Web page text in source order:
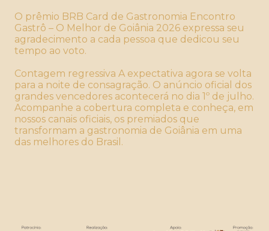
O prêmio BRB Card de Gastronomia Encontro
Gastrô – O Melhor de Goiânia 2026 expressa seu
agradecimento a cada pessoa que dedicou seu
tempo ao voto.
Contagem regressiva A expectativa agora se volta
para a noite de consagração. O anúncio oficial dos
grandes vencedores acontecerá no dia 1º de julho.
Acompanhe a cobertura completa e conheça, em
nossos canais oficiais, os premiados que
transformam a gastronomia de Goiânia em uma
das melhores do Brasil.